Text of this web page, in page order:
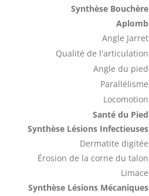
Synthèse Bouchère
Aplomb
Angle Jarret
Qualité de l'articulation
Angle du pied
Parallélisme
Locomotion
Santé du Pied
Synthèse Lésions Infectieuses
Dermatite digitée
Érosion de la corne du talon
Limace
Synthèse Lésions Mécaniques